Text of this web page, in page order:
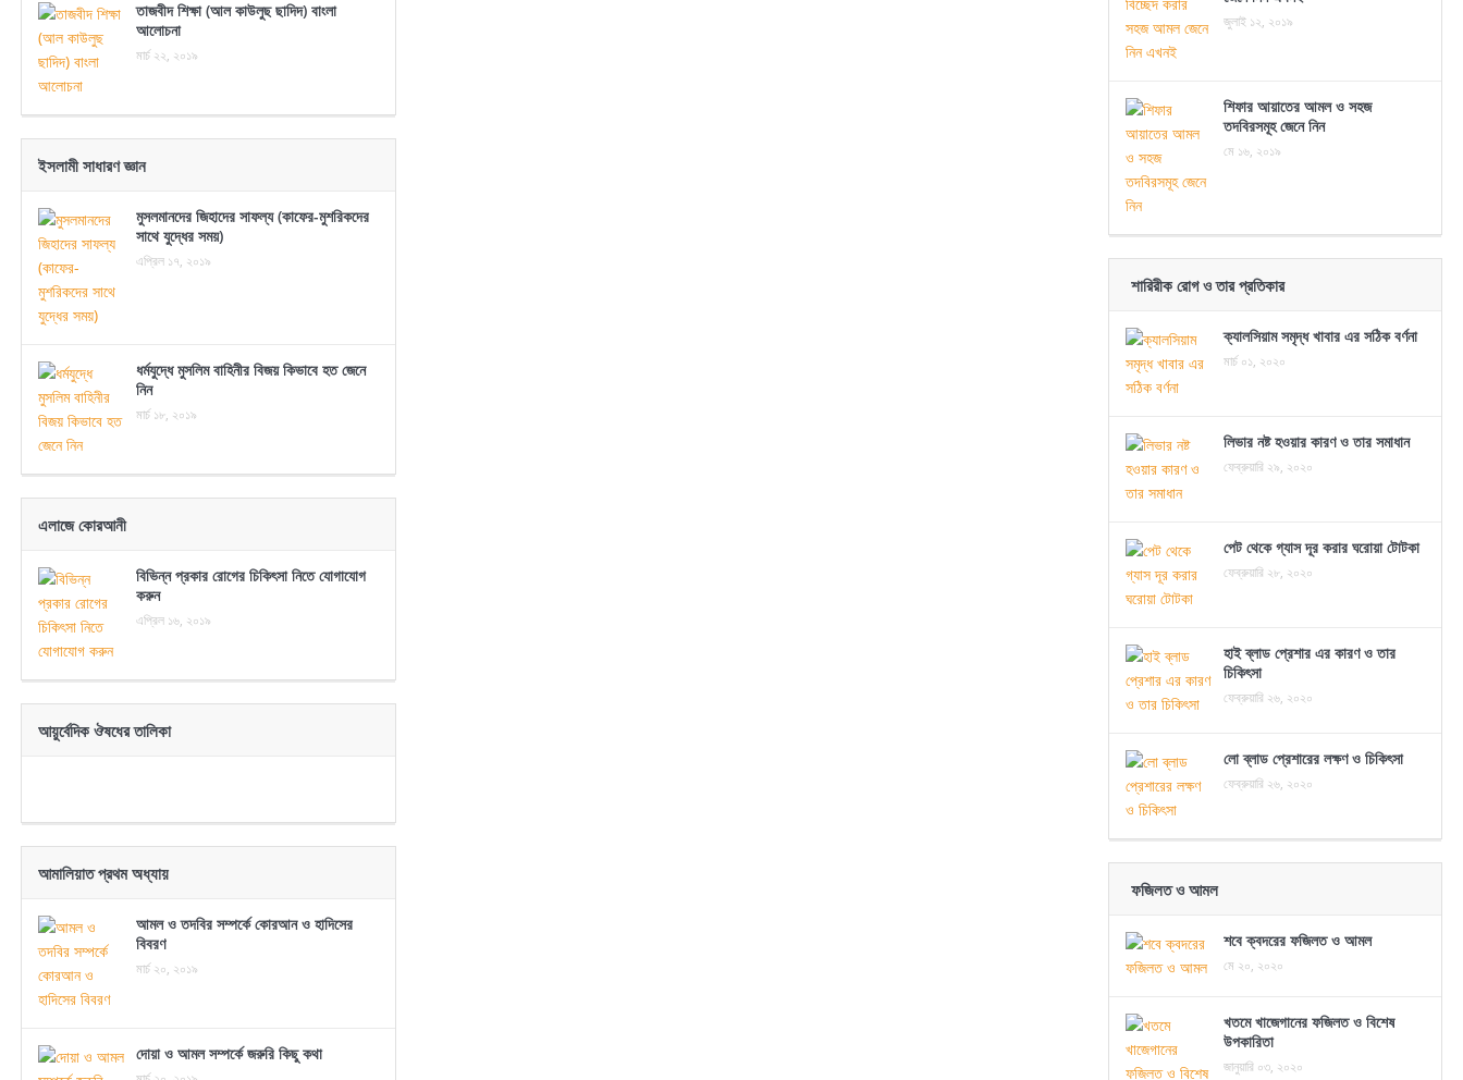
তাজবীদ শিক্ষা (আল কাউলুছ ছাদিদ) বাংলা
আলোচনা
মার্চ ২২, ২০১৯
ইসলামী সাধারণ জ্ঞান
মুসলমানদের জিহাদের সাফল্য (কাফের-মুশরিকদের
সাথে যুদ্ধের সময়)
এপ্রিল ১৭, ২০১৯
ধর্মযুদ্ধে মুসলিম বাহিনীর বিজয় কিভাবে হত জেনে
নিন
মার্চ ১৮, ২০১৯
এলাজে কোরআনী
বিভিন্ন প্রকার রোগের চিকিৎসা নিতে যোগাযোগ
করুন
এপ্রিল ১৬, ২০১৯
আয়ুর্বেদিক ঔষধের তালিকা
আমালিয়াত প্রথম অধ্যায়
আমল ও তদবির সম্পর্কে কোরআন ও হাদিসের
বিবরণ
মার্চ ২০, ২০১৯
দোয়া ও আমল সম্পর্কে জরুরি কিছু কথা
জুলাই ১২, ২০১৯
শিফার আয়াতের আমল ও সহজ
তদবিরসমূহ জেনে নিন
মে ১৬, ২০১৯
শারিরীক রোগ ও তার প্রতিকার
ক্যালসিয়াম সমৃদ্ধ খাবার এর সঠিক বর্ণনা
মার্চ ০১, ২০২০
লিভার নষ্ট হওয়ার কারণ ও তার সমাধান
ফেব্রুয়ারি ২৯, ২০২০
পেট থেকে গ্যাস দূর করার ঘরোয়া টোটকা
ফেব্রুয়ারি ২৮, ২০২০
হাই ব্লাড প্রেশার এর কারণ ও তার
চিকিৎসা
ফেব্রুয়ারি ২৬, ২০২০
লো ব্লাড প্রেশারের লক্ষণ ও চিকিৎসা
ফেব্রুয়ারি ২৬, ২০২০
ফজিলত ও আমল
শবে ক্বদরের ফজিলত ও আমল
মে ২০, ২০২০
খতমে খাজেগানের ফজিলত ও বিশেষ
উপকারিতা
জানুয়ারি ০৩, ২০২০